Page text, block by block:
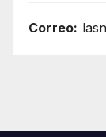
Correo: